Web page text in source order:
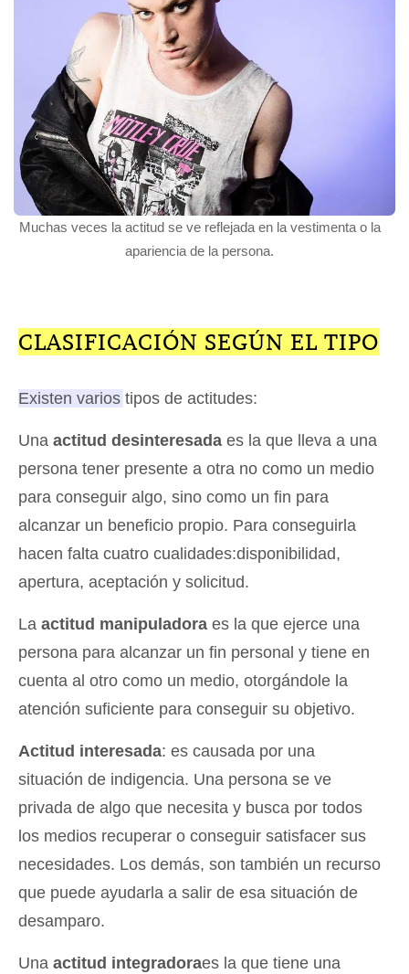
Muchas veces la actitud se ve reflejada en la vestimenta o la
apariencia de la persona.
CLASIFICACIÓN SEGÚN EL TIPO
Existen varios tipos de actitudes:
Una actitud desinteresada es la que lleva a una
persona tener presente a otra no como un medio
para conseguir algo, sino como un fin para
alcanzar un beneficio propio. Para conseguirla
hacen falta cuatro cualidades:disponibilidad,
apertura, aceptación y solicitud.
La actitud manipuladora es la que ejerce una
persona para alcanzar un fin personal y tiene en
cuenta al otro como un medio, otorgándole la
atención suficiente para conseguir su objetivo.
Actitud interesada: es causada por una
situación de indigencia. Una persona se ve
privada de algo que necesita y busca por todos
los medios recuperar o conseguir satisfacer sus
necesidades. Los demás, son también un recurso
que puede ayudarla a salir de esa situación de
desamparo.
Una actitud integradoraes la que tiene una